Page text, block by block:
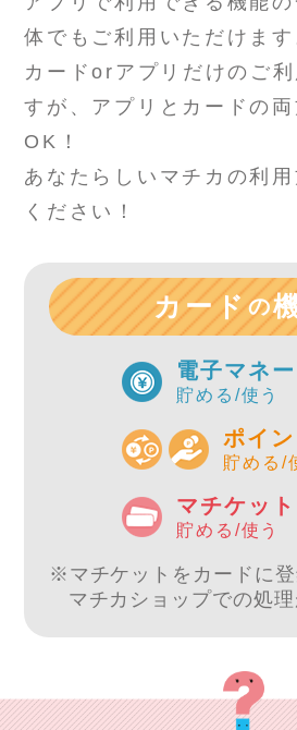
体でもご利用いただけます
カードorアプリだけのご
すが、アプリとカードの両
OK！
あなたらしいマチカの利
ください！
カードの
電子マネー
貯める/使う
ポイン
貯める/
マチケット
貯める/使う
※マチケットをカードに
マチカショップでの処理